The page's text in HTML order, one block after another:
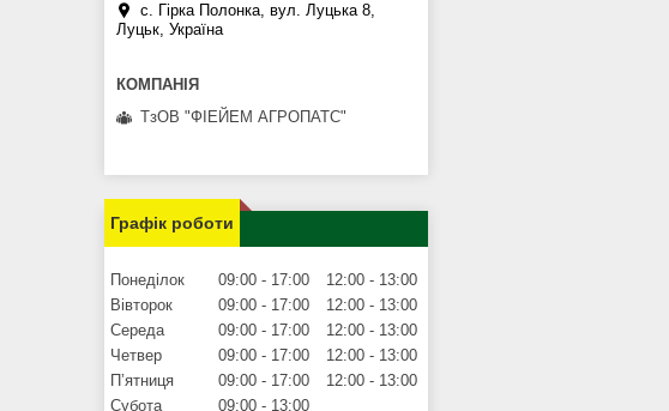
с. Гірка Полонка, вул. Луцька 8,
Луцьк, Україна
ТзОВ "ФІЕЙЕМ АГРОПАТС"
Графік роботи
Понеділок 09:00 17:00 12:00
13:00
Вівторок
09:00 17:00 12:00
13:00
Середа
09:00 17:00 12:00
13:00
Четвер
09:00 17:00 12:00
13:00
Пʼятниця
09:00 17:00 12:00
13:00
Субота
09:00 13:00